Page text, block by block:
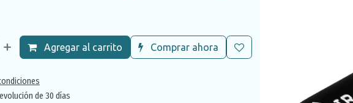
Agregar al carrito Comprar ahora
de 30 días